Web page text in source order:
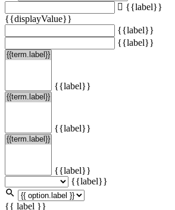
{{label}}
{{displayValue}}
{{label}}
{{label}}
{{label}}
{{label}}
{{label}}
{{label}}
{{ label }}